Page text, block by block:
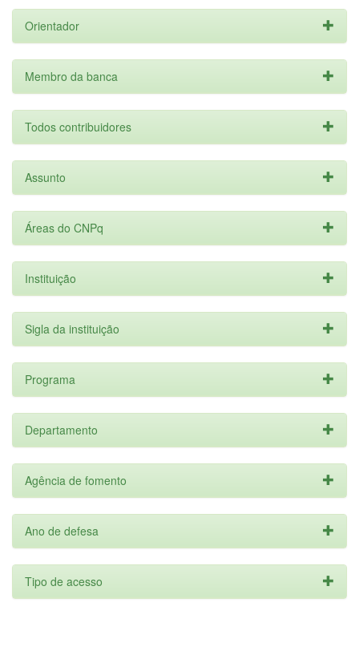
Orientador
Membro da banca
Todos contribuidores
Assunto
Áreas do CNPq
Instituição
Sigla da instituição
Programa
Departamento
Agência de fomento
Ano de defesa
Tipo de acesso